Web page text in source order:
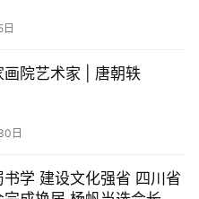
新思 —— 成华小学教育集
日
院艺术家 | 唐朝轶
日